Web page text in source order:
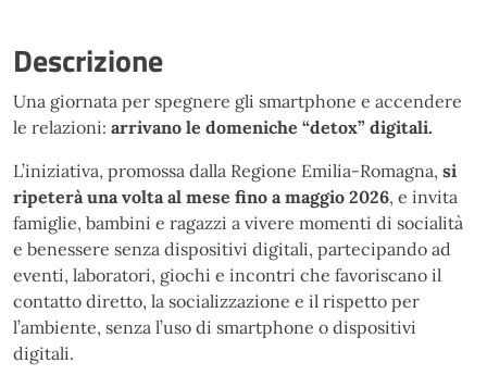
Descrizione
Una giornata per spegnere gli smartphone e accendere
le relazioni: arrivano le domeniche “detox” digitali.
L’iniziativa, promossa dalla Regione Emilia-Romagna, si
ripeterà una volta al mese fino a maggio 2026, e invita
famiglie, bambini e ragazzi a vivere momenti di socialità
e benessere senza dispositivi digitali, partecipando ad
eventi, laboratori, giochi e incontri che favoriscano il
contatto diretto, la socializzazione e il rispetto per
l’ambiente, senza l’uso di smartphone o dispositivi
digitali.